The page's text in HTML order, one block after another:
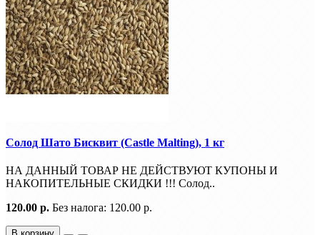
Солод Шато Бисквит (Castle Malting), 1 кг
НА ДАННЫЙ ТОВАР НЕ ДЕЙСТВУЮТ КУПОНЫ И
НАКОПИТЕЛЬНЫЕ СКИДКИ !!! Солод..
120.00 р. Без налога: 120.00 р.